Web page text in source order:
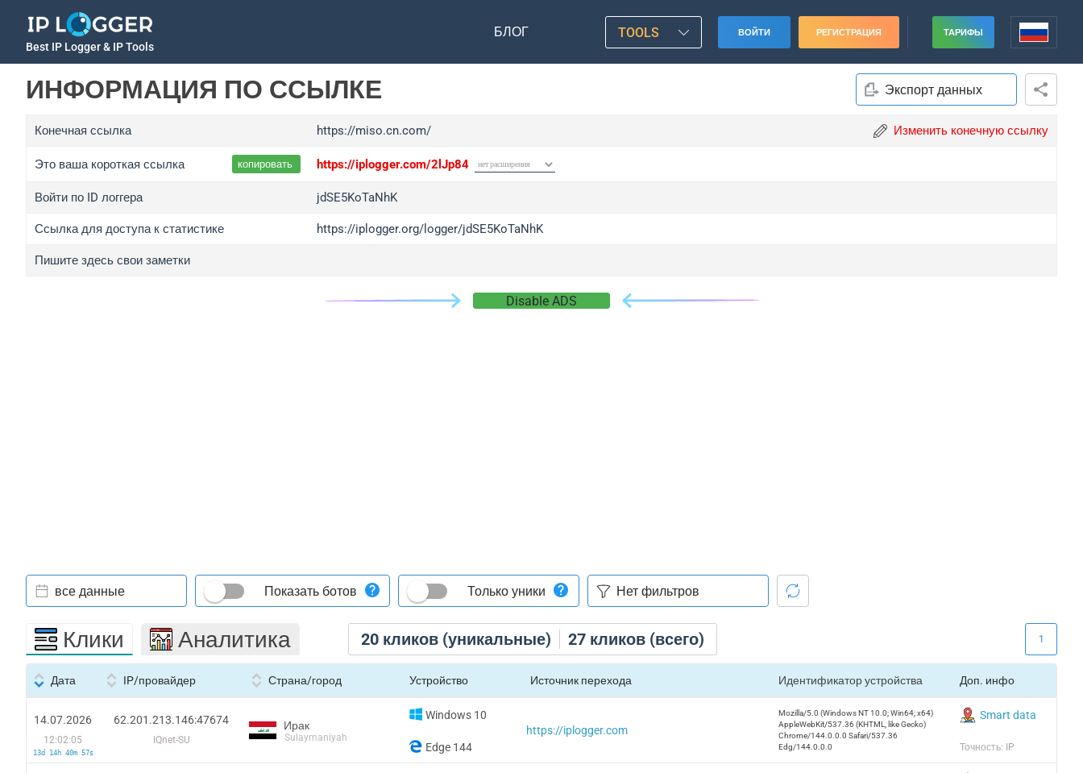
Best IP Logger & IP Tools
БЛОГ TOOLS ВОЙТИ РЕГИСТРАЦИЯ ТАРИФЫ
ИНФОРМАЦИЯ ПО ССЫЛКЕ Экспорт данных
Конечная ссылка https://miso.cn.com/ Изменить конечную ссылку
Это ваша короткая ссылка копировать https://iplogger.com/2lJp84
Войти по ID логгера jdSE5KoTaNhK
Ссылка для доступа к статистике https://iplogger.org/logger/jdSE5KoTaNhK
Пишите здесь свои заметки
Disable ADS
20 кликов (уникальные) 27 кликов (всего)
все данные Показать ботов Только уники
Клики Аналитика 1
Дата IP/провайдер Страна/город Устройство Источник перехода Идентификатор устройства Доп. инфо
14.07.2026
12:02:05
13d 14h 40m 57s
62.201.213.146:47674
IQnet-SU
Ирак
Sulaymaniyah
Windows 10
Edge 144
https://iplogger.com
Mozilla/5.0 (Windows NT 10.0; Win64; x64)
AppleWebKit/537.36 (KHTML, like Gecko)
Chrome/144.0.0.0 Safari/537.36
Edg/144.0.0.0
Smart data
Точность: IP